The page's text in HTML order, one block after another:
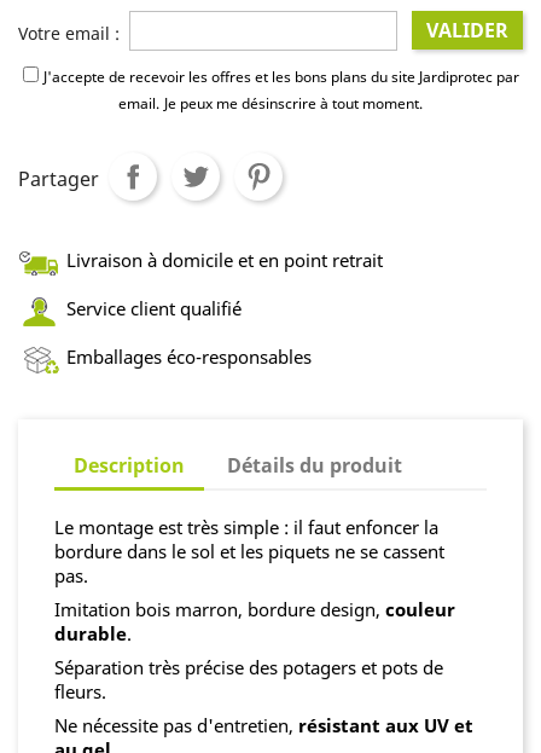
Votre email : VALIDER
J'accepte de recevoir les offres et les bons plans du site Jardiprotec par
email. Je peux me désinscrire à tout moment.
Partager
Livraison à domicile et en point retrait
Service client qualifié
Emballages éco-responsables
Description Détails du produit
Le montage est très simple : il faut enfoncer la
bordure dans le sol et les piquets ne se cassent
pas.
Imitation bois marron, bordure design, couleur
durable.
Séparation très précise des potagers et pots de
fleurs.
Ne nécessite pas d'entretien, résistant aux UV et